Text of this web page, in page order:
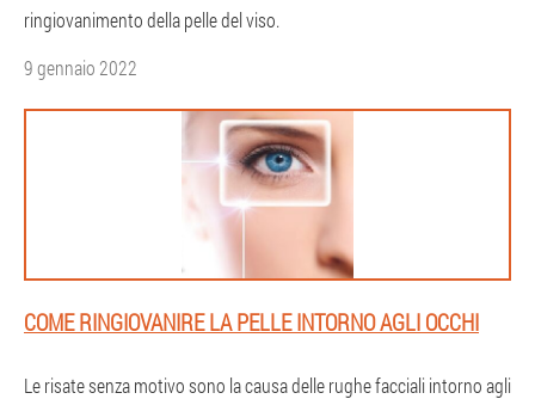
ringiovanimento della pelle del viso.
9 gennaio 2022
COME RINGIOVANIRE LA PELLE INTORNO AGLI OCCHI
Le risate senza motivo sono la causa delle rughe facciali intorno agli